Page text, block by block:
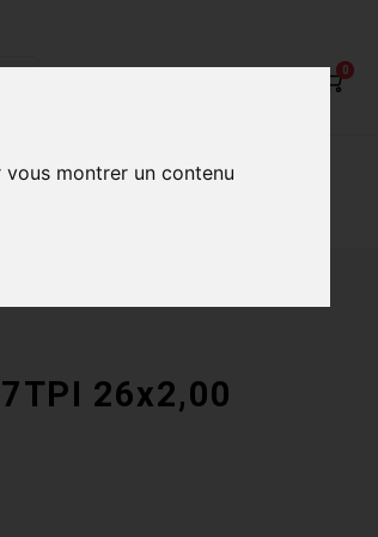
montrer un contenu
0
Nos boutiques
26x2,00